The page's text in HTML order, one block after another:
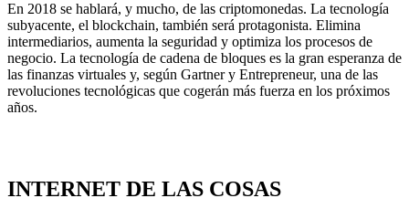
En 2018 se hablará, y mucho, de las criptomonedas. La tecnología
subyacente, el blockchain, también será protagonista. Elimina
intermediarios, aumenta la seguridad y optimiza los procesos de
negocio. La tecnología de cadena de bloques es la gran esperanza de
las finanzas virtuales y, según Gartner y Entrepreneur, una de las
revoluciones tecnológicas que cogerán más fuerza en los próximos
años.
INTERNET DE LAS COSAS